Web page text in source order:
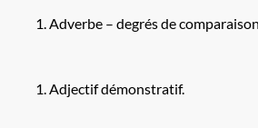
Adverbe – degrés de
Adjectif démonstratif.